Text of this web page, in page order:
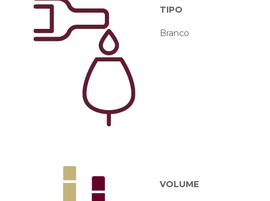
TIPO
Branco
VOLUME